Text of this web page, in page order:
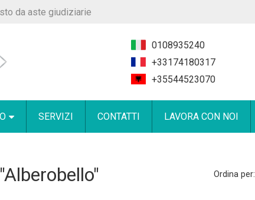
da aste giudiziarie
0108935240
+33174180317
+35544523070
SERVIZI CONTATTI LAVORA CON NOI
Ordina per: